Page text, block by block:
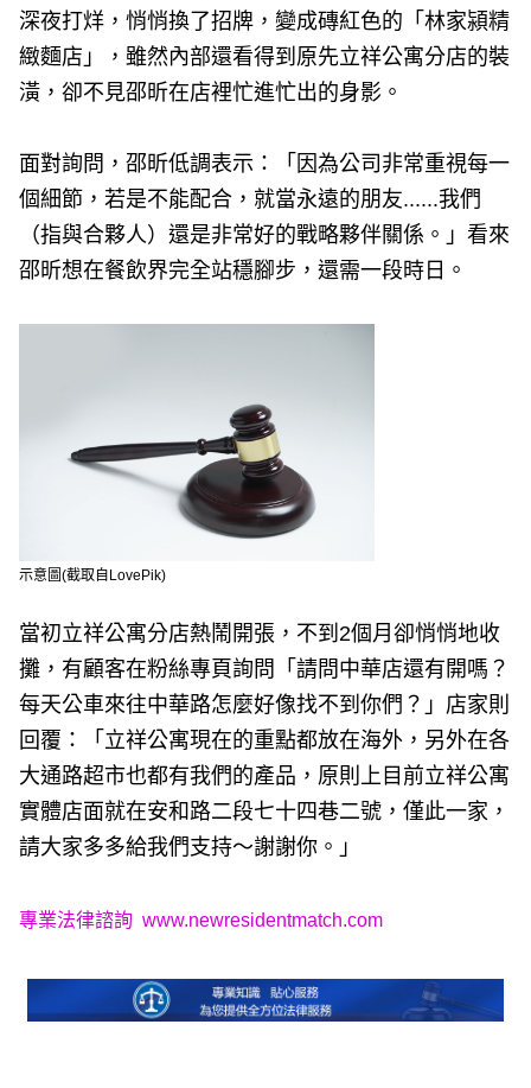
深夜打烊，悄悄換了招牌，變成磚紅色的「林家潁精
緻麵店」，雖然內部還看得到原先立祥公寓分店的裝
潢，卻不見邵昕在店裡忙進忙出的身影。
面對詢問，邵昕低調表示：「因為公司非常重視每一
個細節，若是不能配合，就當永遠的朋友......我們
（指與合夥人）還是非常好的戰略夥伴關係。」看來
邵昕想在餐飲界完全站穩腳步，還需一段時日。
示意圖(截取自LovePik)
當初立祥公寓分店熱鬧開張，不到2個月卻悄悄地收
攤，有顧客在粉絲專頁詢問「請問中華店還有開嗎？
每天公車來往中華路怎麼好像找不到你們？」店家則
回覆：「立祥公寓現在的重點都放在海外，另外在各
大通路超市也都有我們的產品，原則上目前立祥公寓
實體店面就在安和路二段七十四巷二號，僅此一家，
請大家多多給我們支持～謝謝你。」
專業法律諮詢www.newresidentmatch.com